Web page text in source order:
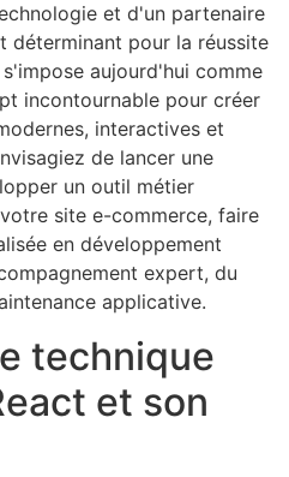
et d'un partenaire
déterminant pour la réussite
aujourd'hui comme
incontournable pour créer
interactives et
de lancer une
un outil métier
site e-commerce, faire
en développement
expert, du
applicative.
technique
et son